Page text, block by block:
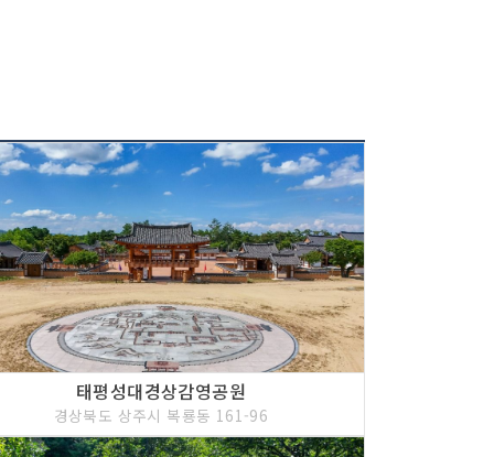
태평성대경상감영공원
경상북도 상주시 복룡동 161-96